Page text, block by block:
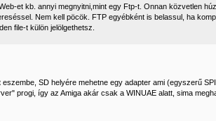
et kb. annyi megnyitni,mint egy Ftp-t. Onnan közvetlen
Nem kell pöcök. FTP egyébként is belassul, ha
file-t külön jelölgethetsz.
SD helyére mehetne egy adapter ami (egyszerű
progi, így az Amiga akár csak a WINUAE alatt, sima